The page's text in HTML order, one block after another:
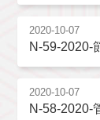
2020-10-07
N-59-2020-
2020-10-07
N-58-2020-